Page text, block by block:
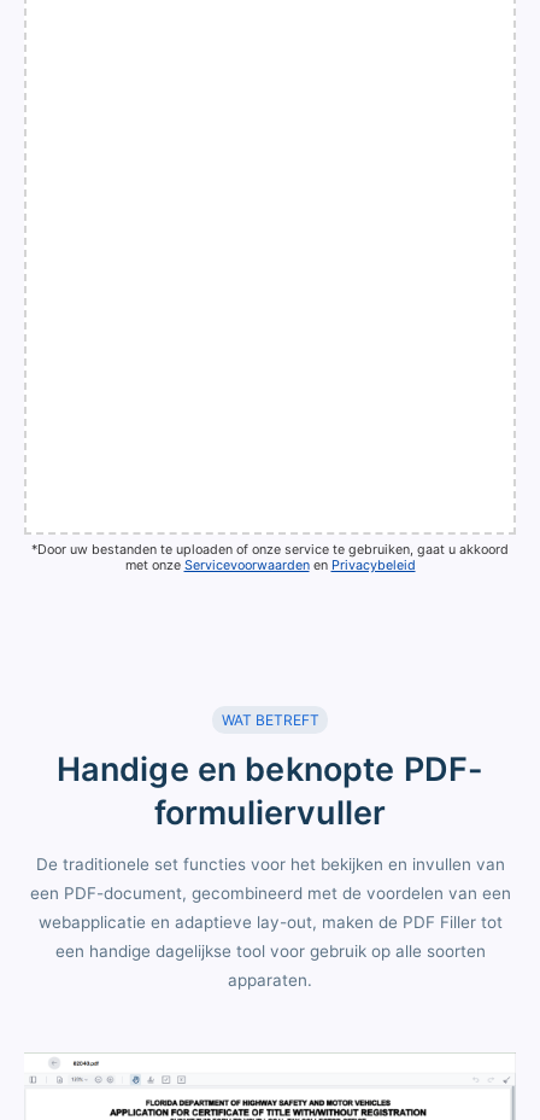
*Door uw bestanden te uploaden of onze service te gebruiken, gaat u akkoord
met onze Servicevoorwaardenen Privacybeleid
WAT BETREFT
Handige en beknopte PDF-
formuliervuller
De traditionele set functies voor het bekijken en invullen van
een PDF-document, gecombineerd met de voordelen van een
webapplicatie en adaptieve lay-out, maken de PDF Filler tot
een handige dagelijkse tool voor gebruik op alle soorten
apparaten.